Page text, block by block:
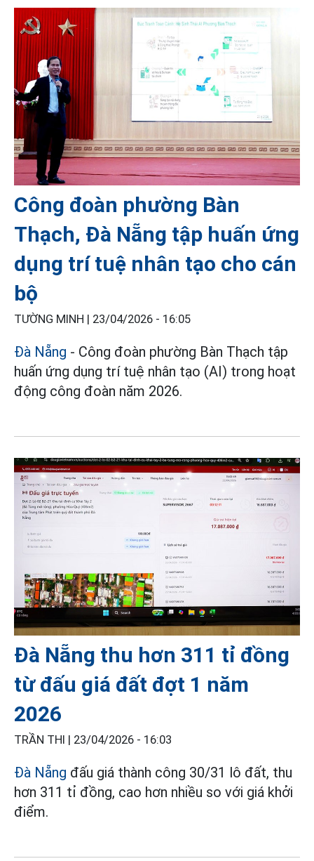
Công đoàn phường Bàn
Thạch, Đà Nẵng tập huấn ứng
dụng trí tuệ nhân tạo cho cán
bộ
TƯỜNG MINH | 23/04/2026 - 16:05
Đà Nẵng - Công đoàn phường Bàn Thạch tập
huấn ứng dụng trí tuệ nhân tạo (AI) trong hoạt
động công đoàn năm 2026.
Đà Nẵng thu hơn 311 tỉ đồng
từ đấu giá đất đợt 1 năm
2026
TRẦN THI | 23/04/2026 - 16:03
Đà Nẵng đấu giá thành công 30/31 lô đất, thu
hơn 311 tỉ đồng, cao hơn nhiều so với giá khởi
điểm.